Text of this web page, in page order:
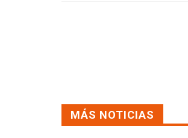
MÁS NOTICIAS